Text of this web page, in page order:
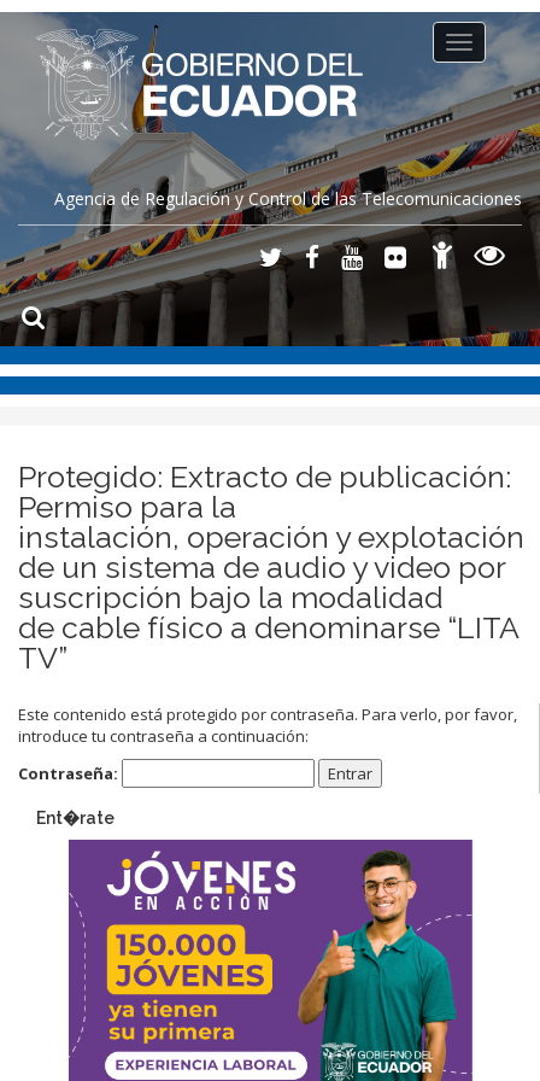
Agencia de Regulación y Control de las Telecomunicaciones
Toggle
navigation
Protegido: Extracto de publicación:
Permiso para la
instalación, operación y explotación
de un sistema de audio y video por
suscripción bajo la modalidad
de cable físico a denominarse “LITA
TV”
Este contenido está protegido por contraseña. Para verlo, por favor,
introduce tu contraseña a continuación:
Contraseña:
Ent�rate